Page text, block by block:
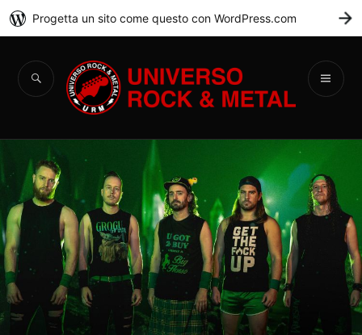
Universo Rock &
Metal
Progetta un sito come questo con WordPress.com